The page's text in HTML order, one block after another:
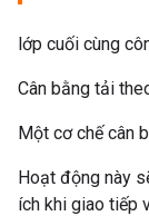
lớp cuối cùng
Cân bằng tải
Một cơ chế cân
Hoạt động này
ích khi giao tiếp